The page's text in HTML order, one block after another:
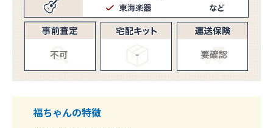
福ちゃんの特徴